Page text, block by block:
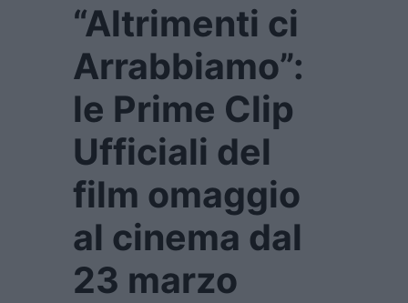
“Altrimenti ci
Arrabbiamo”:
le Prime Clip
Ufficiali del
film omaggio
al cinema dal
23 marzo